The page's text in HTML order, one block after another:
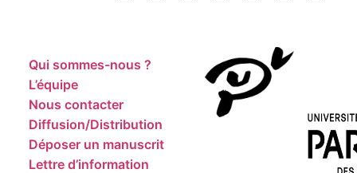
Qui sommes-nous ?
L’équipe
Nous contacter
Diffusion/Distribution
Déposer un manuscrit
Lettre d’information